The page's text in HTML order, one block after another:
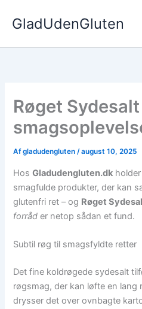
GladUdenGluten
Røget
Afgladudengluten/august 10, 2025
HosGladudengluten.dk
smagfulde produkter, der kan
glutenfri ret – og Røget
forråd er netop sådan et fund.
Subtil røg til smagsfyldte retter
Det fine koldrøgede sydesalt
røgsmag, der kan løfte en
drysser det over ovnbagte